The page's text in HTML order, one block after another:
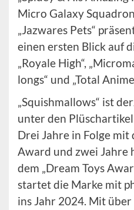
Micro Galaxy
„Jazwares Pets“
einen ersten Blick auf
„Royale High“,
longs“ und „Total
„Squishmallows“ ist
unter den
Drei Jahre in Folge mit
Award und zwei
dem „Dream Toys
startet die Marke mit
ins Jahr 2024. Mit